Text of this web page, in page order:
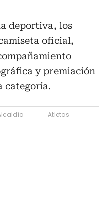
deportiva, los
oficial,
y premiación
categoría.
Atletas